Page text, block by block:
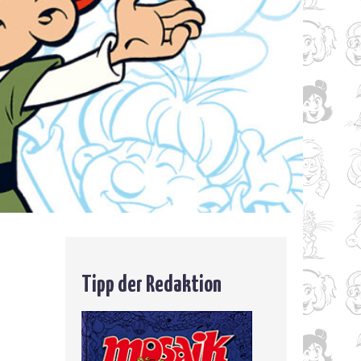
Tipp der Redaktion